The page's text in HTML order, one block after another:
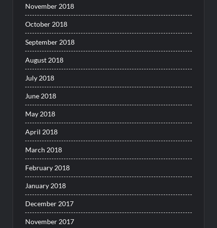
November 2018
October 2018
September 2018
August 2018
July 2018
June 2018
May 2018
April 2018
March 2018
February 2018
January 2018
December 2017
November 2017